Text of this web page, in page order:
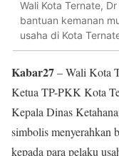
Wali Kota Ternate,
bantuan kemanan
usaha di Kota
Kabar27– Wali Kota
Ketua TP-PKK Kota
Kepala Dinas
simbolis menyerahkan
kepada para pelaku